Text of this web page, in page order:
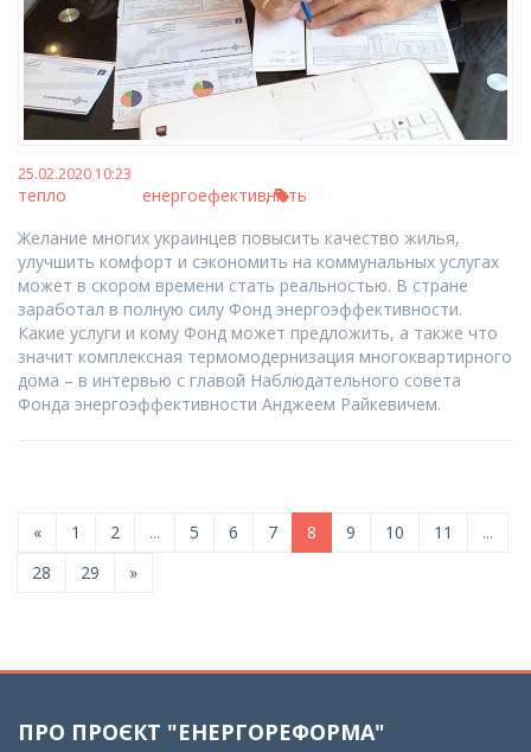
25.02.2020 10:23
тепло ,
енергоефективність
Желание многих украинцев повысить качество жилья,
улучшить комфорт и сэкономить на коммунальных услугах
может в скором времени стать реальностью. В стране
заработал в полную силу Фонд энергоэффективности.
Какие услуги и кому Фонд может предложить, а также что
значит комплексная термомодернизация многоквартирного
дома – в интервью с главой Наблюдательного совета
Фонда энергоэффективности Анджеем Райкевичем.
« 1 2 ... 5 6 7 8 9 10 11
...
28
29 »
ПРО ПРОЄКТ "ЕНЕРГОРЕФОРМА"